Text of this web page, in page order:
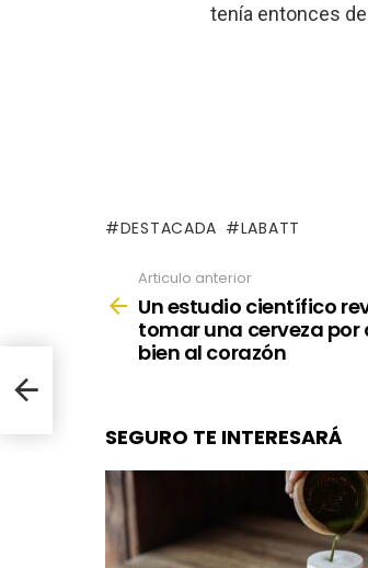
tenía entonces
DESTACADA LABATT
more
Articulo anterior
Un estudio científico
tomar una cerveza por
bien al corazón
SEGURO TE INTERESARÁ